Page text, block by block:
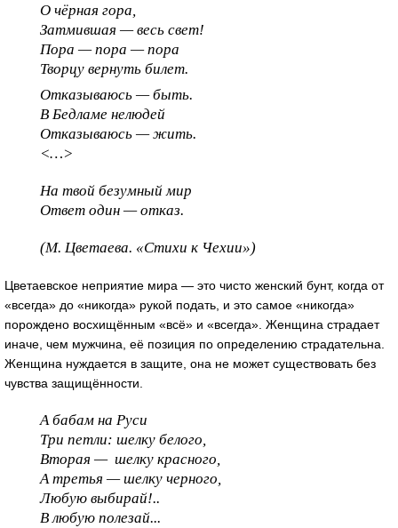
О чёрная гора,
Затмившая — весь свет!
Пора — пора — пора
Творцу вернуть билет.
Отказываюсь — быть.
В Бедламе нелюдей
Отказываюсь — жить.
<…>
На твой безумный мир
Ответ один — отказ.
(М. Цветаева. «Стихи к Чехии»)
Цветаевское неприятие мира — это чисто женский бунт, когда от
«всегда» до «никогда» рукой подать, и это самое «никогда»
порождено восхищённым «всё» и «всегда». Женщина страдает
иначе, чем мужчина, её позиция по определению страдательна.
Женщина нуждается в защите, она не может существовать без
чувства защищённости.
А бабам на Руси
Три петли: шелку белого,
Вторая — шелку красного,
А третья — шелку черного,
Любую выбирай!..
В любую полезай...